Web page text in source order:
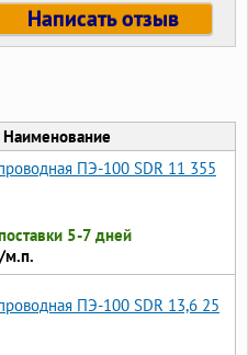
Написать отзыв
Наименование
ПЭ-100 SDR 11 355
5-7 дней
м.п.
ПЭ-100 SDR 13,6 25